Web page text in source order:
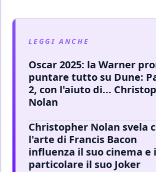
LEGGI ANCHE
Oscar 2025: la Warner
puntare tutto su Dune:
2, con l'aiuto di...
Nolan
Christopher Nolan svela
l'arte di Francis Bacon
influenza il suo cinema e
particolare il suo Joker